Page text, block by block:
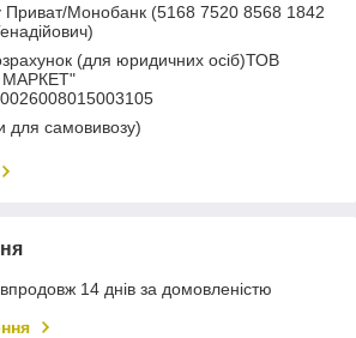
Приват/Монобанк (5168 7520 8568 1842
(для юридичних осіб)ТОВ
для самовивозу)
14 днів за домовленістю